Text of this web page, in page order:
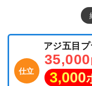
仕立
アジ五目
35,000
3,000